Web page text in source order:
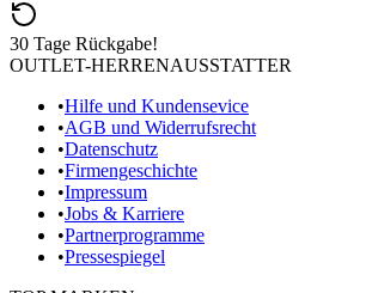
30 Tage Rückgabe!
OUTLET-HERRENAUSSTATTER
•Hilfe und Kundensevice
•AGB und Widerrufsrecht
•Datenschutz
•Firmengeschichte
•Impressum
•Jobs & Karriere
•Partnerprogramme
•Pressespiegel